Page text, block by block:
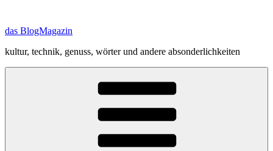
springen
das BlogMagazin
kultur, technik, genuss, wörter und andere absonderlichkeiten